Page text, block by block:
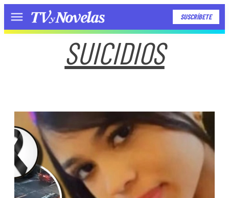
Menú SUSCRÍBETE
SUICIDIOS